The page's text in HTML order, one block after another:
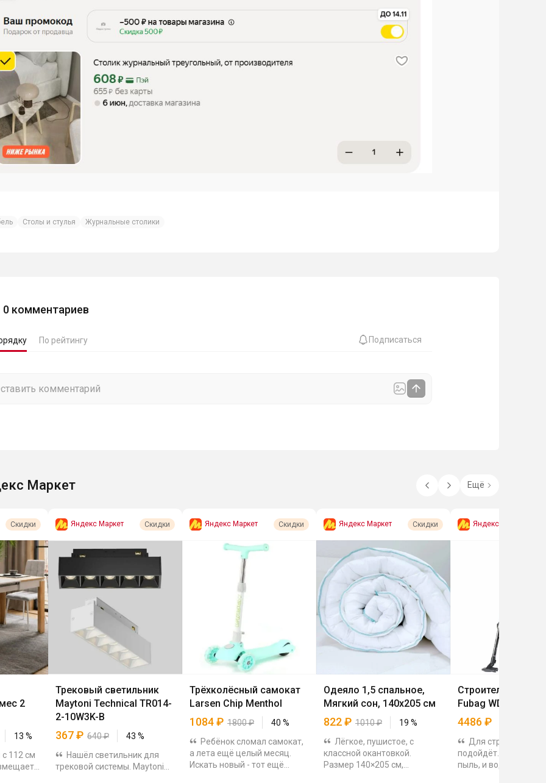
Столы и стулья Журнальные столики
0 комментариев
По рейтингу Подписаться
Маркет Ещё
Скидки
2
13 %
с 112 см
Яндекс Маркет Скидки
Трековый светильник
Maytoni Technical TR014-
2-10W3K-B
367₽ 640₽ 43 %
Нашёл светильник для
трековой системы. Maytoni
Яндекс Маркет Скидки
Трёхколёсный самокат
Larsen Chip Menthol
1084₽ 1800₽ 40 %
Ребёнок сломал самокат,
а лета ещё целый месяц.
Искать новый - тот ещё
Яндекс Маркет Скидки
Одеяло 1,5 спальное,
Мягкий сон, 140х205 см
822₽ 1010₽ 19 %
Лёгкое, пушистое, с
классной окантовкой.
Размер 140×205 см,
Яндекс Маркет
Строительный
Fubag WD 5SP
4486₽
Для стройки и
подойдёт. Может
пыль, и воду,